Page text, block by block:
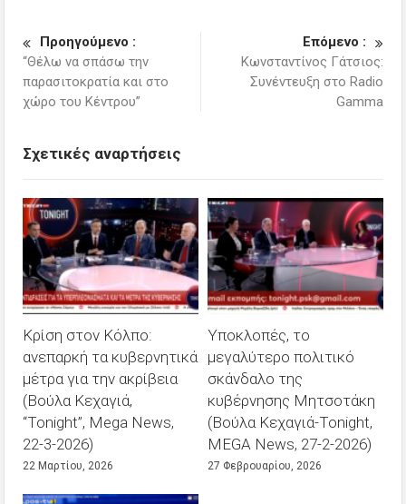
Προηγούμενο :
“Θέλω να σπάσω την
παρασιτοκρατία και στο
χώρο του Κέντρου”
Επόμενο :
Κωνσταντίνος Γάτσιος:
Συνέντευξη στο Radio
Gamma
Σχετικές αναρτήσεις
Κρίση στον Κόλπο:
ανεπαρκή τα κυβερνητικά
μέτρα για την ακρίβεια
(Βούλα Κεχαγιά,
“Tonight”, Mega News,
22-3-2026)
22 Μαρτίου, 2026
Υποκλοπές, το
μεγαλύτερο πολιτικό
σκάνδαλο της
κυβέρνησης Μητσοτάκη
(Βούλα Κεχαγιά-Tonight,
MEGA News, 27-2-2026)
27 Φεβρουαρίου, 2026